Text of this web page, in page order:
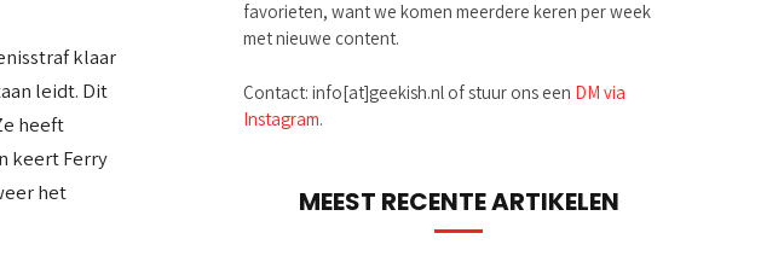
klaar
leidt. Dit
heeft
keert Ferry
het
favorieten, want we komen meerdere keren per week
met nieuwe content.
Contact: info[at]geekish.nl of stuur ons een DM via
Instagram.
MEEST RECENTE ARTIKELEN